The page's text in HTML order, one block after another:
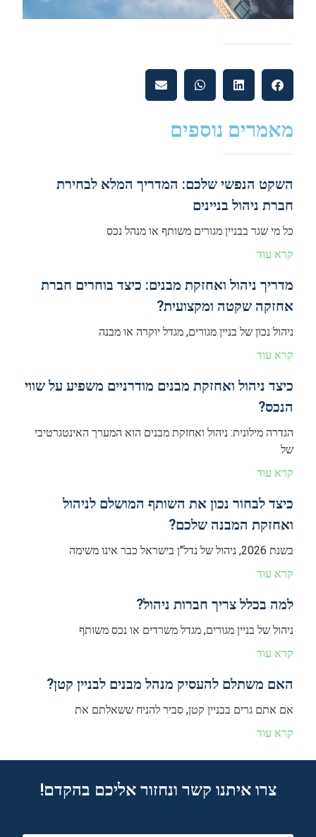
מאמרים נוספים
השקט הנפשי שלכם: המדריך המלא לבחירת
חברת ניהול בניינים
כל מי שגר בבניין מגורים משותף או מנהל נכס
קרא עוד
מדריך ניהול ואחזקת מבנים: כיצד בוחרים חברת
אחזקה שקטה ומקצועית?
ניהול נכון של בניין מגורים, מגדל יוקרה או מבנה
קרא עוד
כיצד ניהול ואחזקת מבנים מודרניים משפיע על שווי
הנכס?
הגדרה מילונית: ניהול ואחזקת מבנים הוא המערך האינטגרטיבי
של
קרא עוד
כיצד לבחור נכון את השותף המושלם לניהול
ואחזקת המבנה שלכם?
בשנת 2026, ניהול של נדל"ן בישראל כבר אינו משימה
קרא עוד
למה בכלל צריך חברות ניהול?
ניהול של בניין מגורים, מגדל משרדים או נכס משותף
קרא עוד
האם משתלם להעסיק מנהל מבנים לבניין קטן?
אם אתם גרים בבניין קטן, סביר להניח ששאלתם את
קרא עוד
צרו איתנו קשר ונחזור אליכם בהקדם!